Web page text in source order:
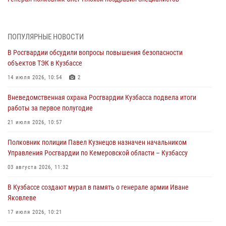
07 августа 2026, 05:32
С 1 сентября 2026 года вступает в силу новый федеральный закон о
частной охранной деятельности
06 августа 2026, 10:19
Росгвардейцы задержали предполагаемого виновника причинения
ножевого ранения кемеровчанину
06 августа 2026, 09:18
Росгвардейцы задержали мужчину, повредившего имущество
горожанки
06 августа 2026, 08:17
Росгвардейцы пресекли противоправные действия и защитили
новокузнечанку от агрессивного знакомого
06 августа 2026, 07:16
ПОПУЛЯРНЫЕ НОВОСТИ
В Росгвардии обсудили вопросы повышения безопасности
объектов ТЭК в Кузбассе
14 июля 2026, 10:54 2
Вневедомственная охрана Росгвардии Кузбасса подвела итоги
работы за первое полугодие
21 июля 2026, 10:57
Полковник полиции Павел Кузнецов назначен начальником
Управления Росгвардии по Кемеровской области – Кузбассу
03 августа 2026, 11:32
В Кузбассе создают мурал в память о генерале армии Иване
Яковлеве
17 июля 2026, 10:21